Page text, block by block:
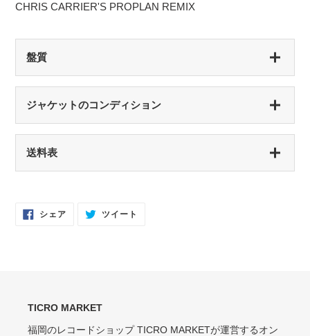
CHRIS CARRIER'S PROPLAN REMIX
盤質
開封済み・新品同様
キズなどで少々ノイズが出る
VG-（VERY GOOD-）
ジャケットのコンディション
スレ・シワ・リングウェア・カット・ドリルホール、底抜けが気にならない
送料表
シェアFacebookツイート
TICRO MARKET
福岡のレコードショップ TICRO MARKETが運営するオン